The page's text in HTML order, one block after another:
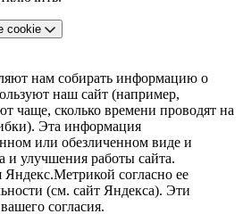
cookie
нам собирать информацию о
наш сайт (например,
чаще, сколько времени проводят на
Эта информация
или обезличенном виде и
и улучшения работы сайта.
согласно ее
(см. сайт Яндекса). Эти
согласия.